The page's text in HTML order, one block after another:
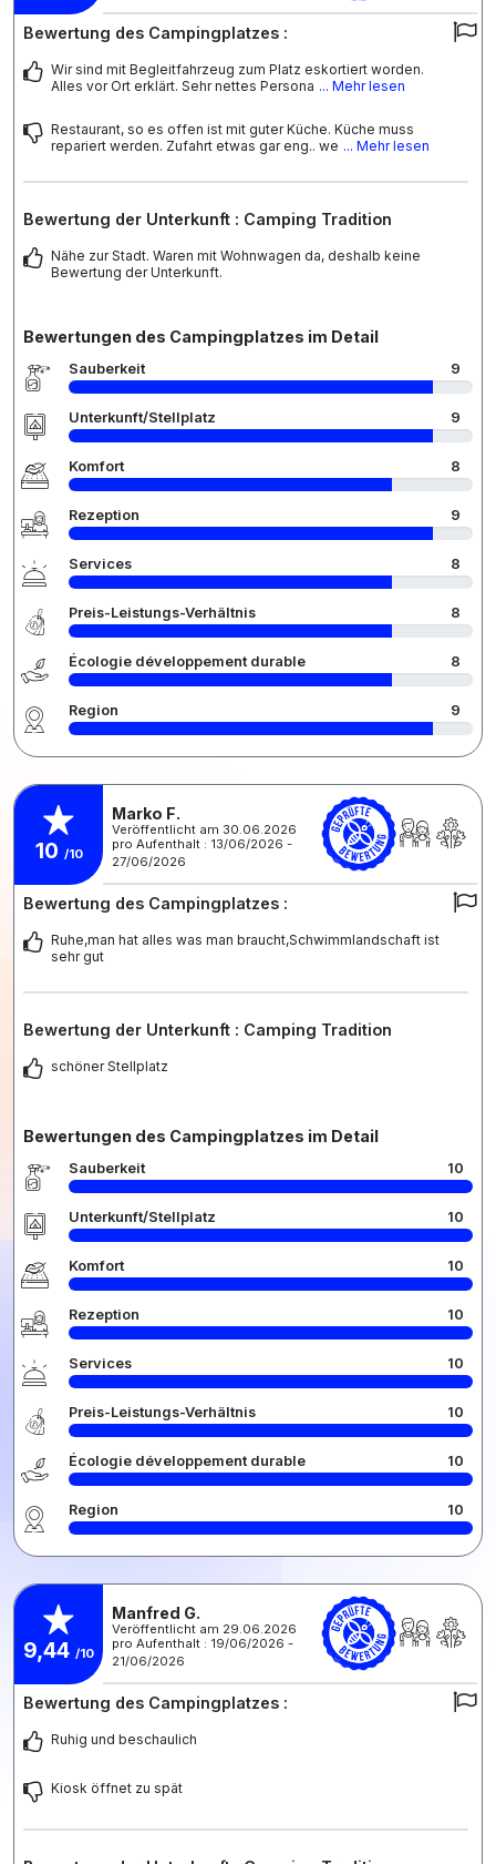
Bewertung des Campingplatzes :
Wir sind mit Begleitfahrzeug zum Platz eskortiert worden.
Alles vor Ort erklärt. Sehr nettes Persona ... Mehr lesen
Restaurant, so es offen ist mit guter Küche. Küche muss
repariert werden. Zufahrt etwas gar eng.. we ... Mehr lesen
Bewertung der Unterkunft : Camping Tradition
Nähe zur Stadt. Waren mit Wohnwagen da, deshalb keine
Bewertung der Unterkunft.
Bewertungen des Campingplatzes im Detail
Sauberkeit 9
Unterkunft/Stellplatz 9
Komfort 8
Rezeption 9
Services 8
Preis-Leistungs-Verhältnis 8
Écologie développement durable 8
Region 9
10 /10
Marko F.
Veröffentlicht am 30.06.2026
pro Aufenthalt : 13/06/2026 -
27/06/2026
Bewertung des Campingplatzes :
Ruhe,man hat alles was man braucht,Schwimmlandschaft ist
sehr gut
Bewertung der Unterkunft : Camping Tradition
schöner Stellplatz
Bewertungen des Campingplatzes im Detail
Sauberkeit 10
Unterkunft/Stellplatz 10
Komfort 10
Rezeption 10
Services 10
Preis-Leistungs-Verhältnis 10
Écologie développement durable 10
Region 10
9,44 /10
Manfred G.
Veröffentlicht am 29.06.2026
pro Aufenthalt : 19/06/2026 -
21/06/2026
Bewertung des Campingplatzes :
Ruhig und beschaulich
Kiosk öffnet zu spät